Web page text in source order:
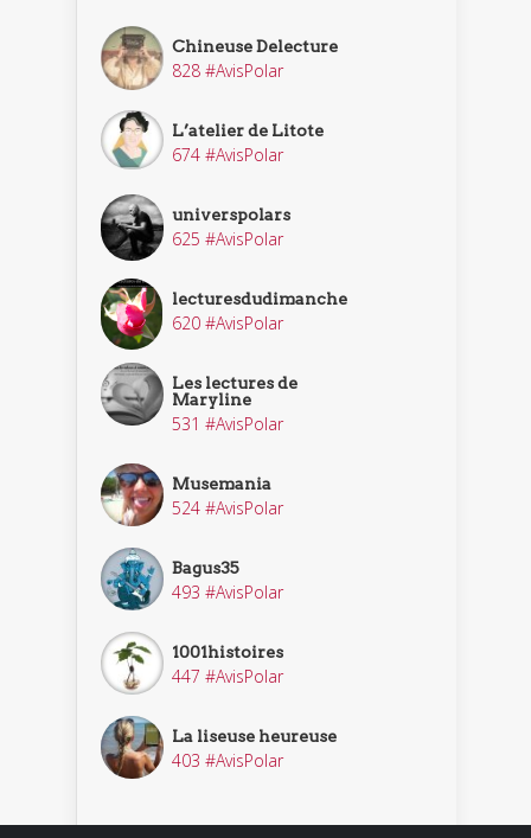
Chineuse Delecture
828 #AvisPolar
L’atelier de Litote
674 #AvisPolar
universpolars
625 #AvisPolar
lecturesdudimanche
620 #AvisPolar
Les lectures de
Maryline
531 #AvisPolar
Musemania
524 #AvisPolar
Bagus35
493 #AvisPolar
1001histoires
447 #AvisPolar
La liseuse heureuse
403 #AvisPolar